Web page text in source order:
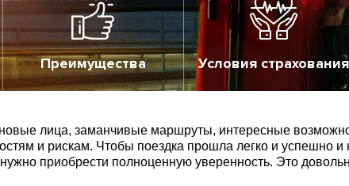
Преимущества Условия страхования
лица, заманчивые маршруты, интересные
и рискам. Чтобы поездка прошла легко и успешно
приобрести полноценную уверенность. Это